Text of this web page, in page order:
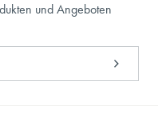
und Angeboten